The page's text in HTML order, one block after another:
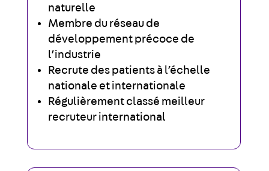
naturelle
Membre du réseau de
développement précoce de
l’industrie
Recrute des patients à l’échelle
nationale et internationale
Régulièrement classé meilleur
recruteur international